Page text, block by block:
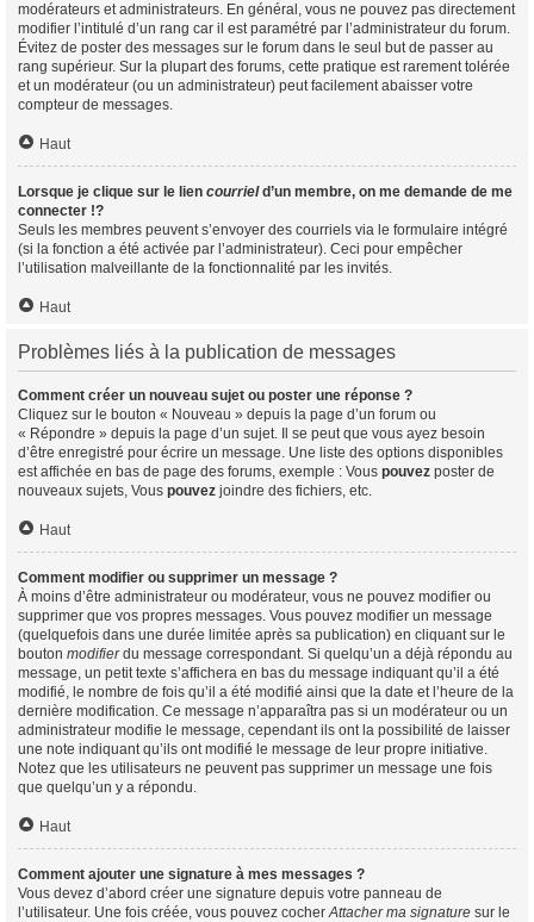
modérateurs et administrateurs. En général, vous ne pouvez pas directement
modifier l’intitulé d’un rang car il est paramétré par l’administrateur du forum.
Évitez de poster des messages sur le forum dans le seul but de passer au
rang supérieur. Sur la plupart des forums, cette pratique est rarement tolérée
et un modérateur (ou un administrateur) peut facilement abaisser votre
compteur de messages.
Haut
Lorsque je clique sur le lien courrield’un membre, on me demande de me
connecter !?
Seuls les membres peuvent s’envoyer des courriels via le formulaire intégré
(si la fonction a été activée par l’administrateur). Ceci pour empêcher
l’utilisation malveillante de la fonctionnalité par les invités.
Haut
Problèmes liés à la publication de messages
Comment créer un nouveau sujet ou poster une réponse ?
Cliquez sur le bouton « Nouveau » depuis la page d’un forum ou
« Répondre » depuis la page d’un sujet. Il se peut que vous ayez besoin
d’être enregistré pour écrire un message. Une liste des options disponibles
est affichée en bas de page des forums, exemple : Vous pouvez poster de
nouveaux sujets, Vous pouvez joindre des fichiers, etc.
Haut
Comment modifier ou supprimer un message ?
À moins d’être administrateur ou modérateur, vous ne pouvez modifier ou
supprimer que vos propres messages. Vous pouvez modifier un message
(quelquefois dans une durée limitée après sa publication) en cliquant sur le
bouton modifierdu message correspondant. Si quelqu’un a déjà répondu au
message, un petit texte s’affichera en bas du message indiquant qu’il a été
modifié, le nombre de fois qu’il a été modifié ainsi que la date et l’heure de la
dernière modification. Ce message n’apparaîtra pas si un modérateur ou un
administrateur modifie le message, cependant ils ont la possibilité de laisser
une note indiquant qu’ils ont modifié le message de leur propre initiative.
Notez que les utilisateurs ne peuvent pas supprimer un message une fois
que quelqu’un y a répondu.
Haut
Comment ajouter une signature à mes messages ?
Vous devez d’abord créer une signature depuis votre panneau de
l’utilisateur. Une fois créée, vous pouvez cocherAttacher ma signature sur le